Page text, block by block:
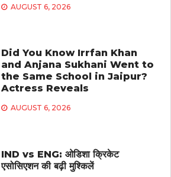
AUGUST 6, 2026
Did You Know Irrfan Khan
and Anjana Sukhani Went to
the Same School in Jaipur?
Actress Reveals
AUGUST 6, 2026
IND vs ENG: ओडिशा क्रिकेट
एसोसिएशन की बढ़ी मुश्किलें